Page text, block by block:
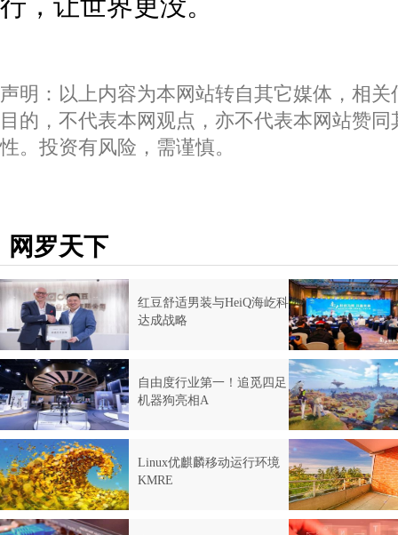
行，让世界更没。
声明：以上内容为本网站转自其它媒体，相
目的，不代表本网观点，亦不代表本网站赞
性。投资有风险，需谨慎。
网罗天下
红豆舒适男装与HeiQ海屹科
达成战略
自由度行业第一！追觅四足
机器狗亮相A
Linux优麒麟移动运行环境
KMRE